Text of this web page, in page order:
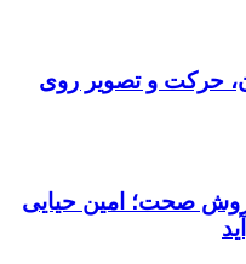
حرکت و تصویر روی
صحت؛ امین حیایی